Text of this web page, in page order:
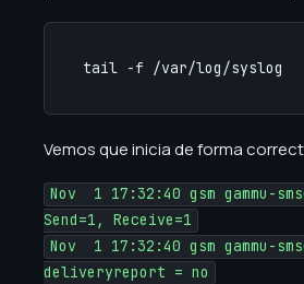
tail -f /var/log/syslog
Vemos que inicia de forma
Nov 1 17:32:40 gsm gammu-
Send=1, Receive=1
Nov 1 17:32:40 gsm gammu-
deliveryreport = no